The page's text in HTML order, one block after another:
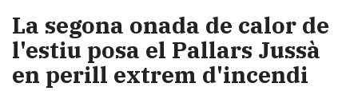
La segona onada de calor de
l'estiu posa el Pallars Jussà
en perill extrem d'incendi